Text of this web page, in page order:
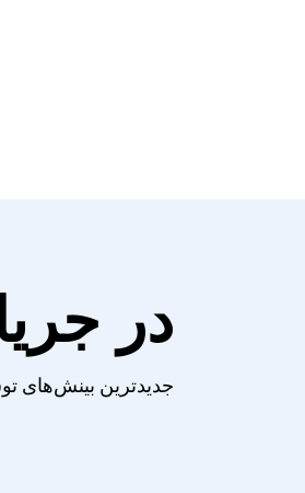
در
جدیدترین بینش‌های